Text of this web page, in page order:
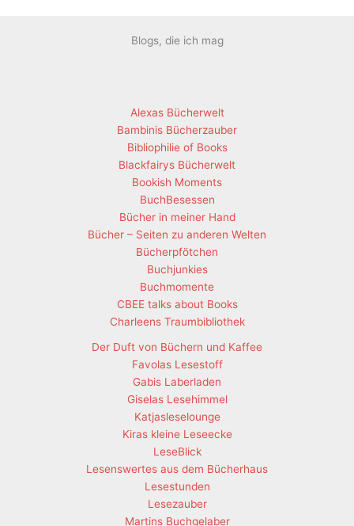
Blogs, die ich mag
Alexas Bücherwelt
Bambinis Bücherzauber
Bibliophilie of Books
Blackfairys Bücherwelt
Bookish Moments
BuchBesessen
Bücher in meiner Hand
Bücher – Seiten zu anderen Welten
Bücherpfötchen
Buchjunkies
Buchmomente
CBEE talks about Books
Charleens Traumbibliothek
Der Duft von Büchern und Kaffee
Favolas Lesestoff
Gabis Laberladen
Giselas Lesehimmel
Katjasleselounge
Kiras kleine Leseecke
LeseBlick
Lesenswertes aus dem Bücherhaus
Lesestunden
Lesezauber
Martins Buchgelaber